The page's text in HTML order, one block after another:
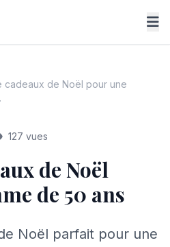
cadeaux de Noël pour une
127 vues
de Noël
de 50 ans
Noël parfait pour une